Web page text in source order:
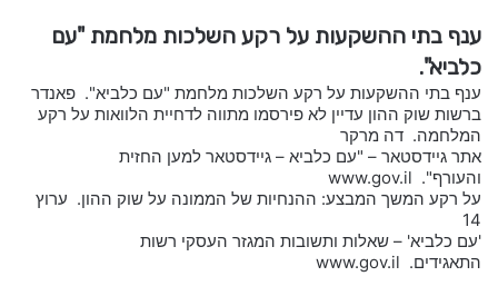
ענף בתי ההשקעות על רקע השלכות מלחמת "עם
כלביא".
ענף בתי ההשקעות על רקע השלכות מלחמת "עם כלביא". פאנדר
ברשות שוק ההון עדיין לא פירסמו מתווה לדחיית הלוואות על רקע
המלחמה. דה מרקר
אתר גיידסטאר – "עם כלביא – גיידסטאר למען החזית
והעורף". www.gov.il
על רקע המשך המבצע: ההנחיות של הממונה על שוק ההון. ערוץ
14
'עם כלביא' – שאלות ותשובות המגזר העסקי רשות
התאגידים. www.gov.il